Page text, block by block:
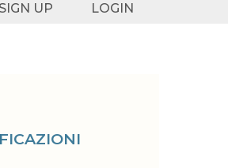
SIGN UP LOGIN